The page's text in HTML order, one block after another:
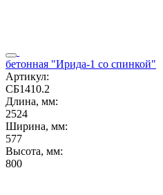
бетонная "Ирида-1 со спинкой"
Артикул:
СБ1410.2
Длина, мм:
2524
Ширина, мм:
577
Высота, мм:
800